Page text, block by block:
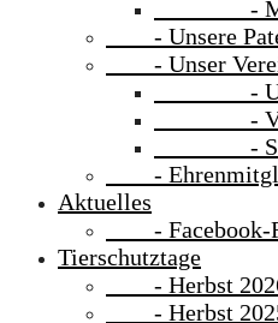
-
- Unsere
- Unser
-
-
-
-
Aktuelles
- Facebook-
Tierschutztage
- Herbst
- Herbst